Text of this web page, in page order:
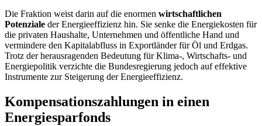
Die Fraktion weist darin auf die enormen wirtschaftlichen
Potenziale der Energieeffizienz hin. Sie senke die Energiekosten für
die privaten Haushalte, Unternehmen und öffentliche Hand und
vermindere den Kapitalabfluss in Exportländer für Öl und Erdgas.
Trotz der herausragenden Bedeutung für Klima-, Wirtschafts- und
Energiepolitik verzichte die Bundesregierung jedoch auf effektive
Instrumente zur Steigerung der Energieeffizienz.
Kompensationszahlungen in einen
Energiesparfonds